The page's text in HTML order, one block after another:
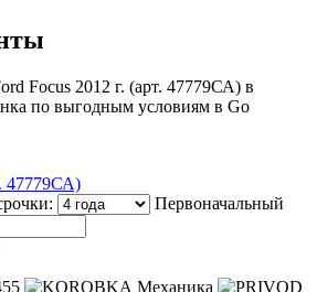
47779СА)
Первоначальный
Механика